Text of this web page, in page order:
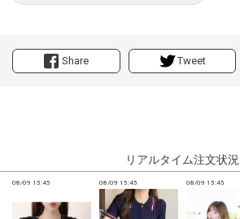
Share Tweet
リアルタイム注文状況
08/09 15:45 08/09 15:45 08/09 15:45